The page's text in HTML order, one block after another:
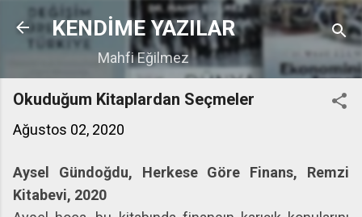
Ana içeriğe atla
KENDİME YAZILAR
Mahfi Eğilmez
Okuduğum Kitaplardan Seçmeler
Ağustos 02, 2020
Aysel Gündoğdu, Herkese Göre Finans, Remzi
Kitabevi, 2020